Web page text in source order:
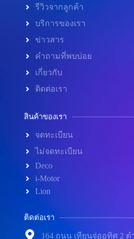
รีวิวจากลูกค้า
บริการของเรา
ข่าวสาร
คำถามที่พบบ่อย
เกี่ยวกับ
ติดต่อเรา
สินค้าของเรา
จดทะเบียน
ไม่จดทะเบียน
Deco
i-Motor
Lion
ติดต่อเรา
164 ถนน เทียนจ่ออุทิศ 2